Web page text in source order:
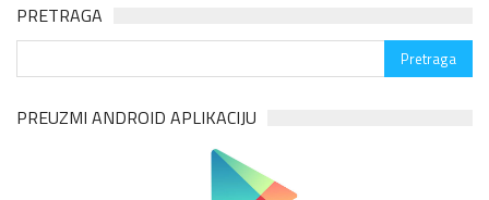
PRETRAGA
PREUZMI ANDROID APLIKACIJU